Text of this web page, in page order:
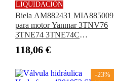
LIQUIDACIÓN
Biela AM882431 MIA885009
para motor Yanmar 3TNV76
3TNE74 3TNE74C
Excavadora John Deere
118,06 €
-23%